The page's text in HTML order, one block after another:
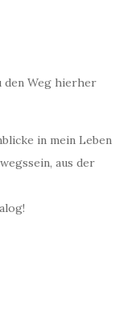
den Weg hierher
in mein Leben
aus der